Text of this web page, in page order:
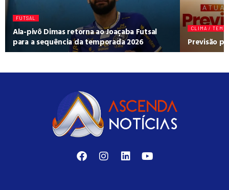
FUTSAL
Ala-pivô Dimas retorna ao Joaçaba Futsal
para a sequência da temporada 2026
CLIMA /
Previsão